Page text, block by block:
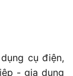
tay khi sử
phá cách
cụ điện,
- gia dụng